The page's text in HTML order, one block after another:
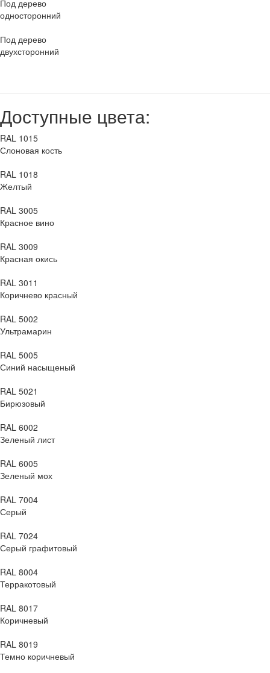
Под дерево
односторонний
Под дерево
двухсторонний
Доступные цвета:
RAL 1015
Слоновая кость
RAL 1018
Желтый
RAL 3005
Красное вино
RAL 3009
Красная окись
RAL 3011
Коричнево красный
RAL 5002
Ультрамарин
RAL 5005
Синий насыщеный
RAL 5021
Бирюзовый
RAL 6002
Зеленый лист
RAL 6005
Зеленый мох
RAL 7004
Серый
RAL 7024
Серый графитовый
RAL 8004
Терракотовый
RAL 8017
Коричневый
RAL 8019
Темно коричневый